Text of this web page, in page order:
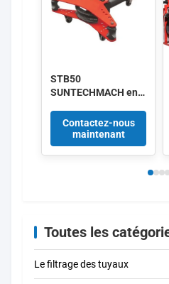
STB50
SUNTECHMACH en
étirement de tuyaux
hydrauliques manuel
1/2′′-2′′
Contactez-nous
maintenant
Toutes les
Le filtrage des tuyaux